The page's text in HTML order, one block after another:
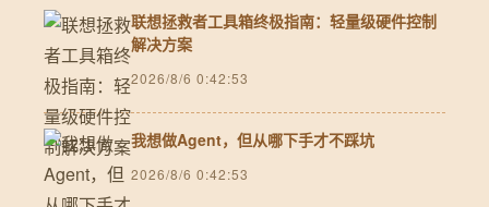
联想拯救者工具箱终极指南：轻量级硬件控制
解决方案
2026/8/6 0:42:53
我想做Agent，但从哪下手才不踩坑
2026/8/6 0:42:53